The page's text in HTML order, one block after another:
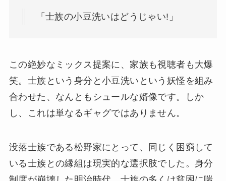
「士族の小豆洗いはどうじゃい!」
この絶妙なミックス提案に、家族も視聴者も大爆
笑。士族という身分と小豆洗いという妖怪を組み
合わせた、なんともシュールな婿像です。しか
し、これは単なるギャグではありません。
没落士族である松野家にとって、同じく困窮して
いる士族との縁組は現実的な選択肢でした。身分